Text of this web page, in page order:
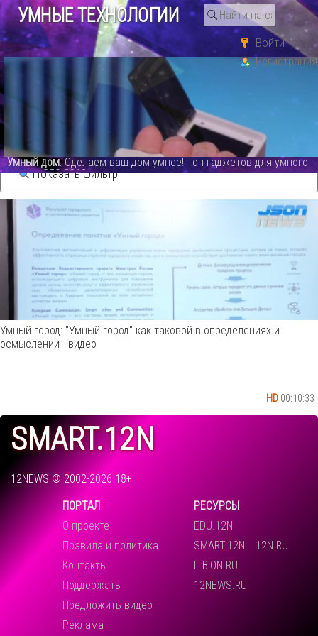
УМНЫЕ ТЕХНОЛОГИИ
Войти
Регистрация
умнее! Топ гаджетов для умного СО: GSM WiFi
сегодня.PG 107 Alarm
Поиск по тегу «json.tv»
Показать фильтр
HD 00:10:33
Умный город: "Умный город" как таковой в определениях и
осмыслении - видео
SMART.12N
12NEWS © 2002-2026 18+
ПОРТАЛ
О проекте
Правила и политика
Контакты
Поддержать
Предложить видео
Реклама
РЕСУРСЫ
EDU.12N
SMART.12N
12N.RU
ITBION.RU
12NEWS.RU